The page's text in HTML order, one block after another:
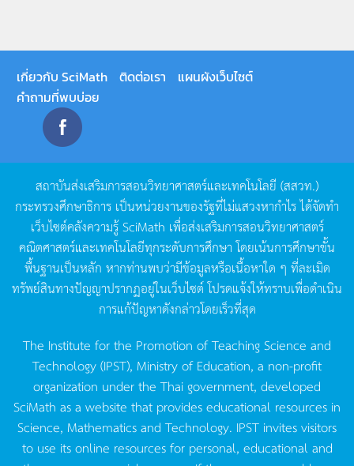
เกี่ยวกับ SciMath ติดต่อเรา
แผนผังเว็บไซต์
คำถามที่พบบ่อย
สถาบันส่งเสริมการสอนวิทยาศาสตร์และเทคโนโลยี (สสวท.)
กระทรวงศึกษาธิการ เป็นหน่วยงานของรัฐที่ไม่แสวงหากำไรได้จัดทำ
เว็บไซต์คลังความรู้SciMath เพื่อส่งเสริมการสอนวิทยาศาสตร์
คณิตศาสตร์และเทคโนโลยีทุกระดับการศึกษา โดยเน้นการศึกษาขั้น
พื้นฐานเป็นหลัก หากท่านพบว่ามีข้อมูลหรือเนื้อหาใด ๆ ที่ละเมิด
ทรัพย์สินทางปัญญาปรากฏอยู่ในเว็บไซต์โปรดแจ้งให้ทราบเพื่อดำเนิน
การแก้ปัญหาดังกล่าวโดยเร็วที่สุด
The Institute for the Promotion of Teaching Science and
Technology (IPST), Ministry of Education, a non-profit
organization under the Thai government, developed
SciMath as a website that provides educational resources in
Science, Mathematics and Technology. IPST invites visitors
to use its online resources for personal, educational and